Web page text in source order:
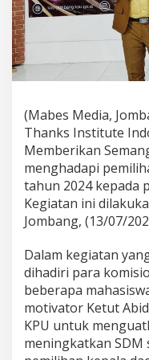
(Mabes Media,
Thanks Institute
Memberikan
menghadapi
tahun 2024 kepada
Kegiatan ini
Jombang, (13/07/
Dalam kegiatan
dihadiri para
beberapa
motivator Ketut
KPU untuk
meningkatkan SDM